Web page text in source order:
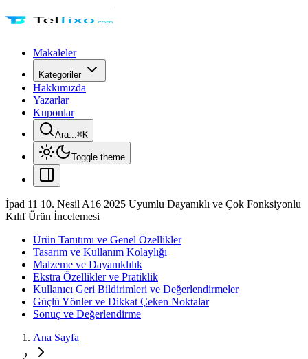
Makaleler
Kategoriler
Hakkımızda
Yazarlar
Kuponlar
Ara...⌘K
Toggle theme
İpad 11 10. Nesil A16 2025 Uyumlu Dayanıklı ve Çok Fonksiyonlu
Kılıf Ürün İncelemesi
Ürün Tanıtımı ve Genel Özellikler
Tasarım ve Kullanım Kolaylığı
Malzeme ve Dayanıklılık
Ekstra Özellikler ve Pratiklik
Kullanıcı Geri Bildirimleri ve Değerlendirmeler
Güçlü Yönler ve Dikkat Çeken Noktalar
Sonuç ve Değerlendirme
Ana Sayfa